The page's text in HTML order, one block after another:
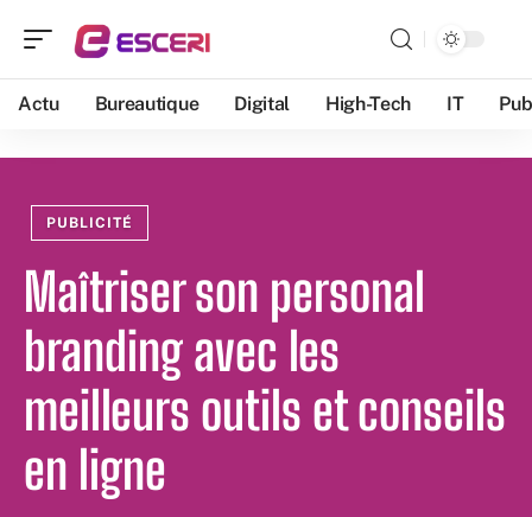
Actu Bureautique Digital High-Tech IT
PUBLICITÉ
Maîtriser son personal
branding avec les
meilleurs outils et conseils
en ligne